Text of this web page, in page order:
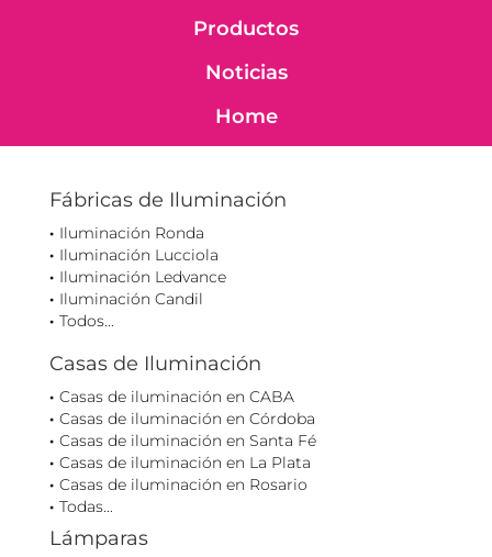
Productos
Noticias
Home
Fábricas de Iluminación
Iluminación Ronda
Iluminación Lucciola
Iluminación Ledvance
Iluminación Candil
Todos...
Casas de Iluminación
Casas de iluminación en CABA
Casas de iluminación en Córdoba
Casas de iluminación en Santa Fé
Casas de iluminación en La Plata
Casas de iluminación en Rosario
Todas...
Lámparas